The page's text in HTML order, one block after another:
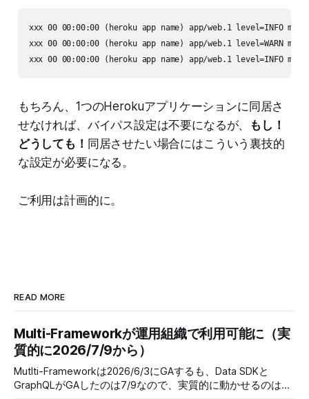
xxx 00 00:00:00 (heroku app name) app/web.1 level=INFO
xxx 00 00:00:00 (heroku app name) app/web.1 level=WARN
xxx 00 00:00:00 (heroku app name) app/web.1 level=INFO
もちろん、1つのHerokuアプリケーションに同居さ
せなければ、バイパス設定は不要になるが、
もし！
どうしても！ 同居させたい場合にはこういう裏技的
な設定が必要になる。
ご利用は計画的に。
READ MORE
Multi-Frameworkが運用組織で利用可能に（実
質的に2026/7/9から）
Mutlti-Frameworkは2026/6/3にGAするも、Data SDKと
GraphQLがGAしたのは7/9なので、実質的に動かせるのは、